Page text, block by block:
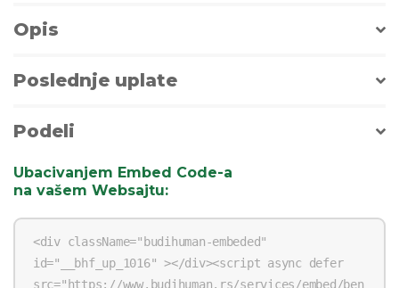
Opis
Poslednje uplate
Podeli
Ubacivanjem Embed Code-a
na vašem Websajtu: